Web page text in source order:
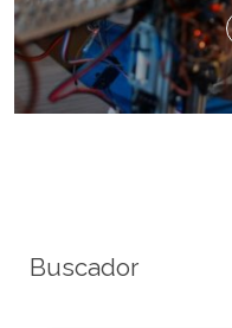
Buscador